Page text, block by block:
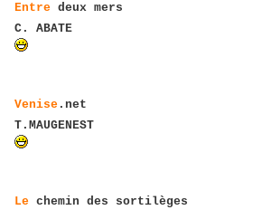
Entre deux mers
C. ABATE
Venise .net
T.MAUGENEST
Le chemin des sortilèges